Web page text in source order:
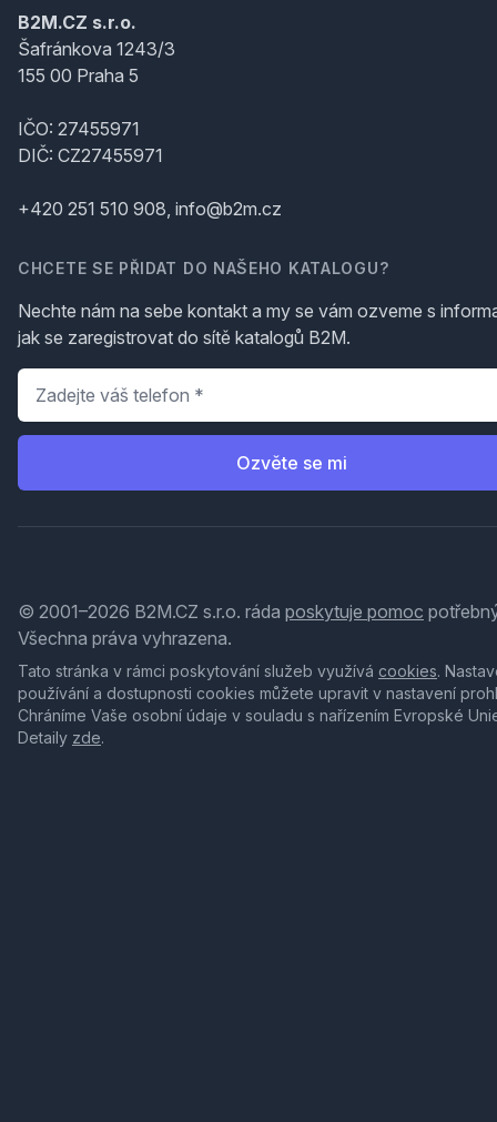
B2M.CZ s.r.o.
Šafránkova 1243/3
155 00 Praha 5
IČO: 27455971
DIČ: CZ27455971
+420 251 510 908, info@b2m.cz
CHCETE SE PŘIDAT DO NAŠEHO KATALOGU?
Nechte nám na sebe kontakt a my se vám ozveme s
jak se zaregistrovat do sítě katalogů B2M.
Telefon
Ozvěte se mi
© 2001–2026 B2M.CZ s.r.o. ráda poskytuje pomoc
Všechna práva vyhrazena.
Tato stránka v rámci poskytování služeb využívá cookies.
používání a dostupnosti cookies můžete upravit v nastavení
Chráníme Vaše osobní údaje v souladu s nařízením Evropské
Detaily zde.